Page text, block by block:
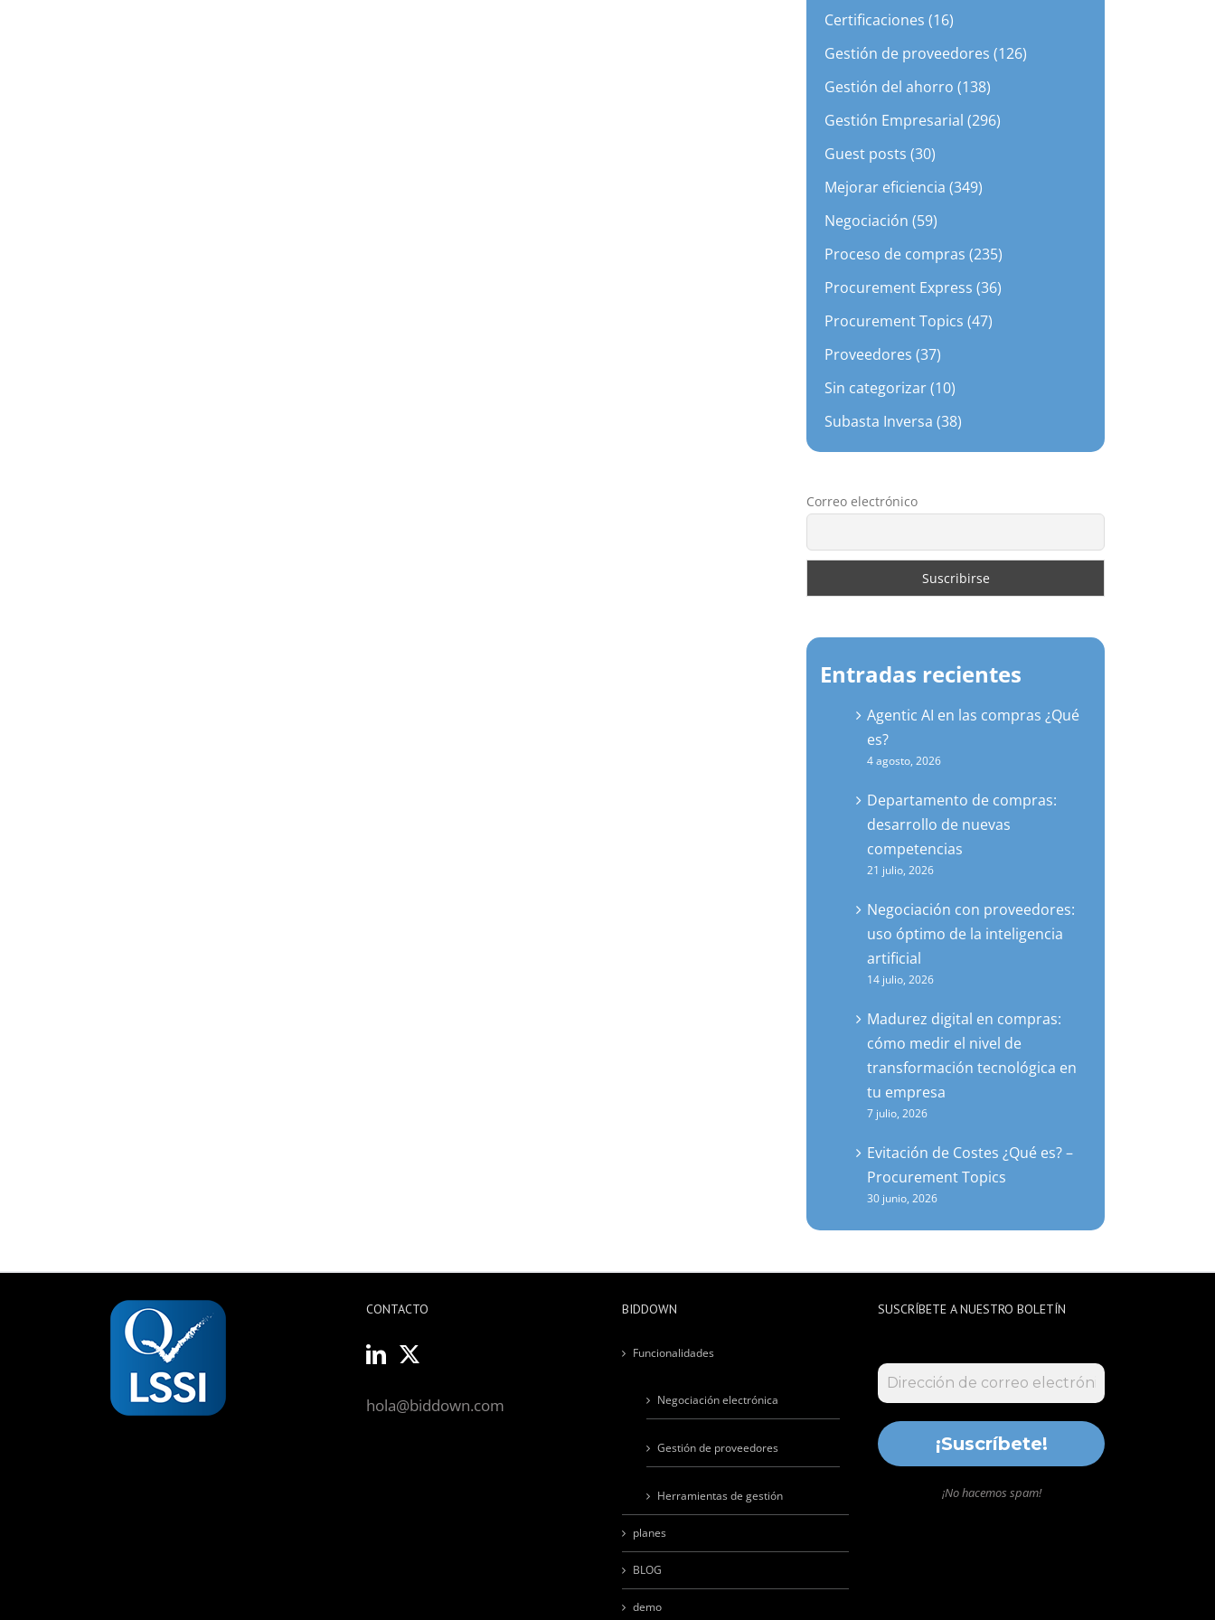
Certificaciones (16)
Gestión de proveedores (126)
Gestión del ahorro (138)
Gestión Empresarial (296)
Guest posts (30)
Mejorar eficiencia (349)
Negociación (59)
Proceso de compras (235)
Procurement Express (36)
Procurement Topics (47)
Proveedores (37)
Sin categorizar (10)
Subasta Inversa (38)
Correo electrónico
Entradas recientes
Agentic AI en las compras ¿Qué
es?
4 agosto, 2026
Departamento de compras:
desarrollo de nuevas
competencias
21 julio, 2026
Negociación con proveedores:
uso óptimo de la inteligencia
artificial
14 julio, 2026
Madurez digital en compras:
cómo medir el nivel de
transformación tecnológica en
tu empresa
7 julio, 2026
Evitación de Costes ¿Qué es? –
Procurement Topics
30 junio, 2026
CONTACTO
hola@biddown.com
BIDDOWN
Funcionalidades
Negociación electrónica
Gestión de proveedores
Herramientas de gestión
planes
BLOG
demo
SUSCRÍBETE A NUESTRO BOLETÍN
¡No hacemos spam!